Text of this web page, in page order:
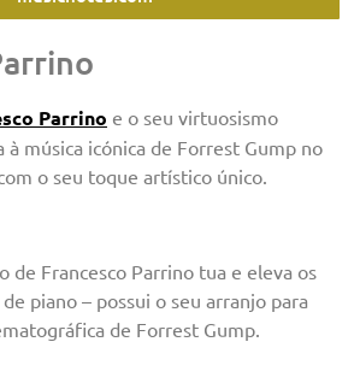
Parrino e o seu virtuosismo
à música icónica de Forrest Gump no
o seu toque artístico único.
de Francesco Parrino tua e eleva os
piano – possui o seu arranjo para
de Forrest Gump.